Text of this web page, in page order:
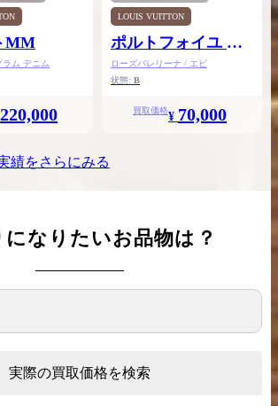
MM
ラム デニム
220,000
LOUIS VUITTON
ポルトフォイユ ツ
イストチェーン
ローズバレリーナ / エピ
状態: B
買取価格¥ 70,000
績をさらにみる
になりたいお品物は？
実際の買取価格を検索